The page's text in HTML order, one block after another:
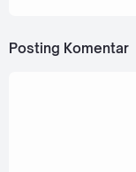
Posting Komentar